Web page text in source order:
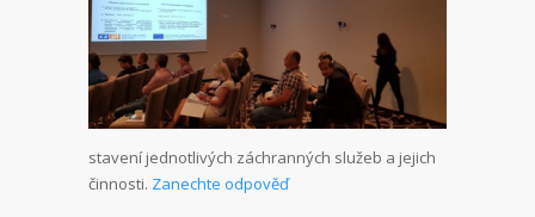
stavení jednotlivých záchranných služeb a jejich
činnosti. Zanechte odpověď